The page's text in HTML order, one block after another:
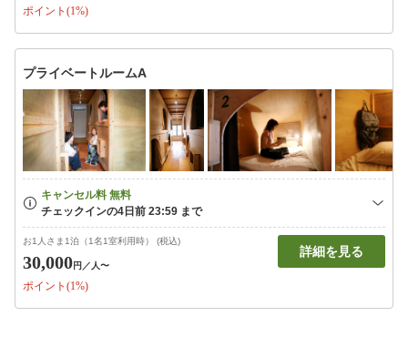
ポイント(1%)
プライベートルームA
お1人さま1泊（1名1室利用時） (税込)
30,000円 ／人〜
ポイント(1%)
詳細を見る